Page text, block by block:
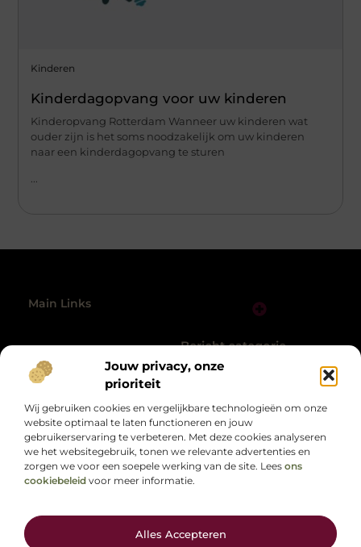
Jouw privacy, onze
prioriteit
Wij gebruiken cookies en vergelijkbare technologieën om onze
website optimaal te laten functioneren en jouw
gebruikerservaring te verbeteren. Met deze cookies analyseren
we het websitegebruik, tonen we relevante advertenties en
zorgen we voor een soepele werking van de site. Lees ons
cookiebeleid voor meer informatie.
Alles Accepteren
Kinderen
Kinderdagopvang voor uw kinderen
Kinderopvang Rotterdam Wanneer uw kinderen wat
ouder zijn is het soms noodzakelijk om uw kinderen
naar een kinderdagopvang te sturen
Main Links
Design by
www.picklebal.nl.
Bericht categorie